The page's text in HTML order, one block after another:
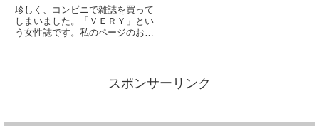
（Blog）
珍しく、コンビニで雑誌を買って
しまいました。「ＶＥＲＹ」とい
う女性誌です。私のページのおす
ンデレラ」か、「サウンド・オ
ブ・ミュージック」か？『継母もスポンサーリンク